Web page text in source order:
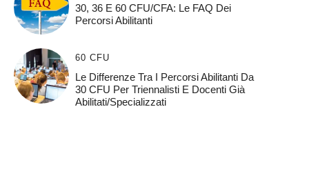
30, 36 E 60 CFU/CFA: Le FAQ Dei
Percorsi Abilitanti
60 CFU
Le Differenze Tra I Percorsi Abilitanti Da
30 CFU Per Triennalisti E Docenti Già
Abilitati/specializzati